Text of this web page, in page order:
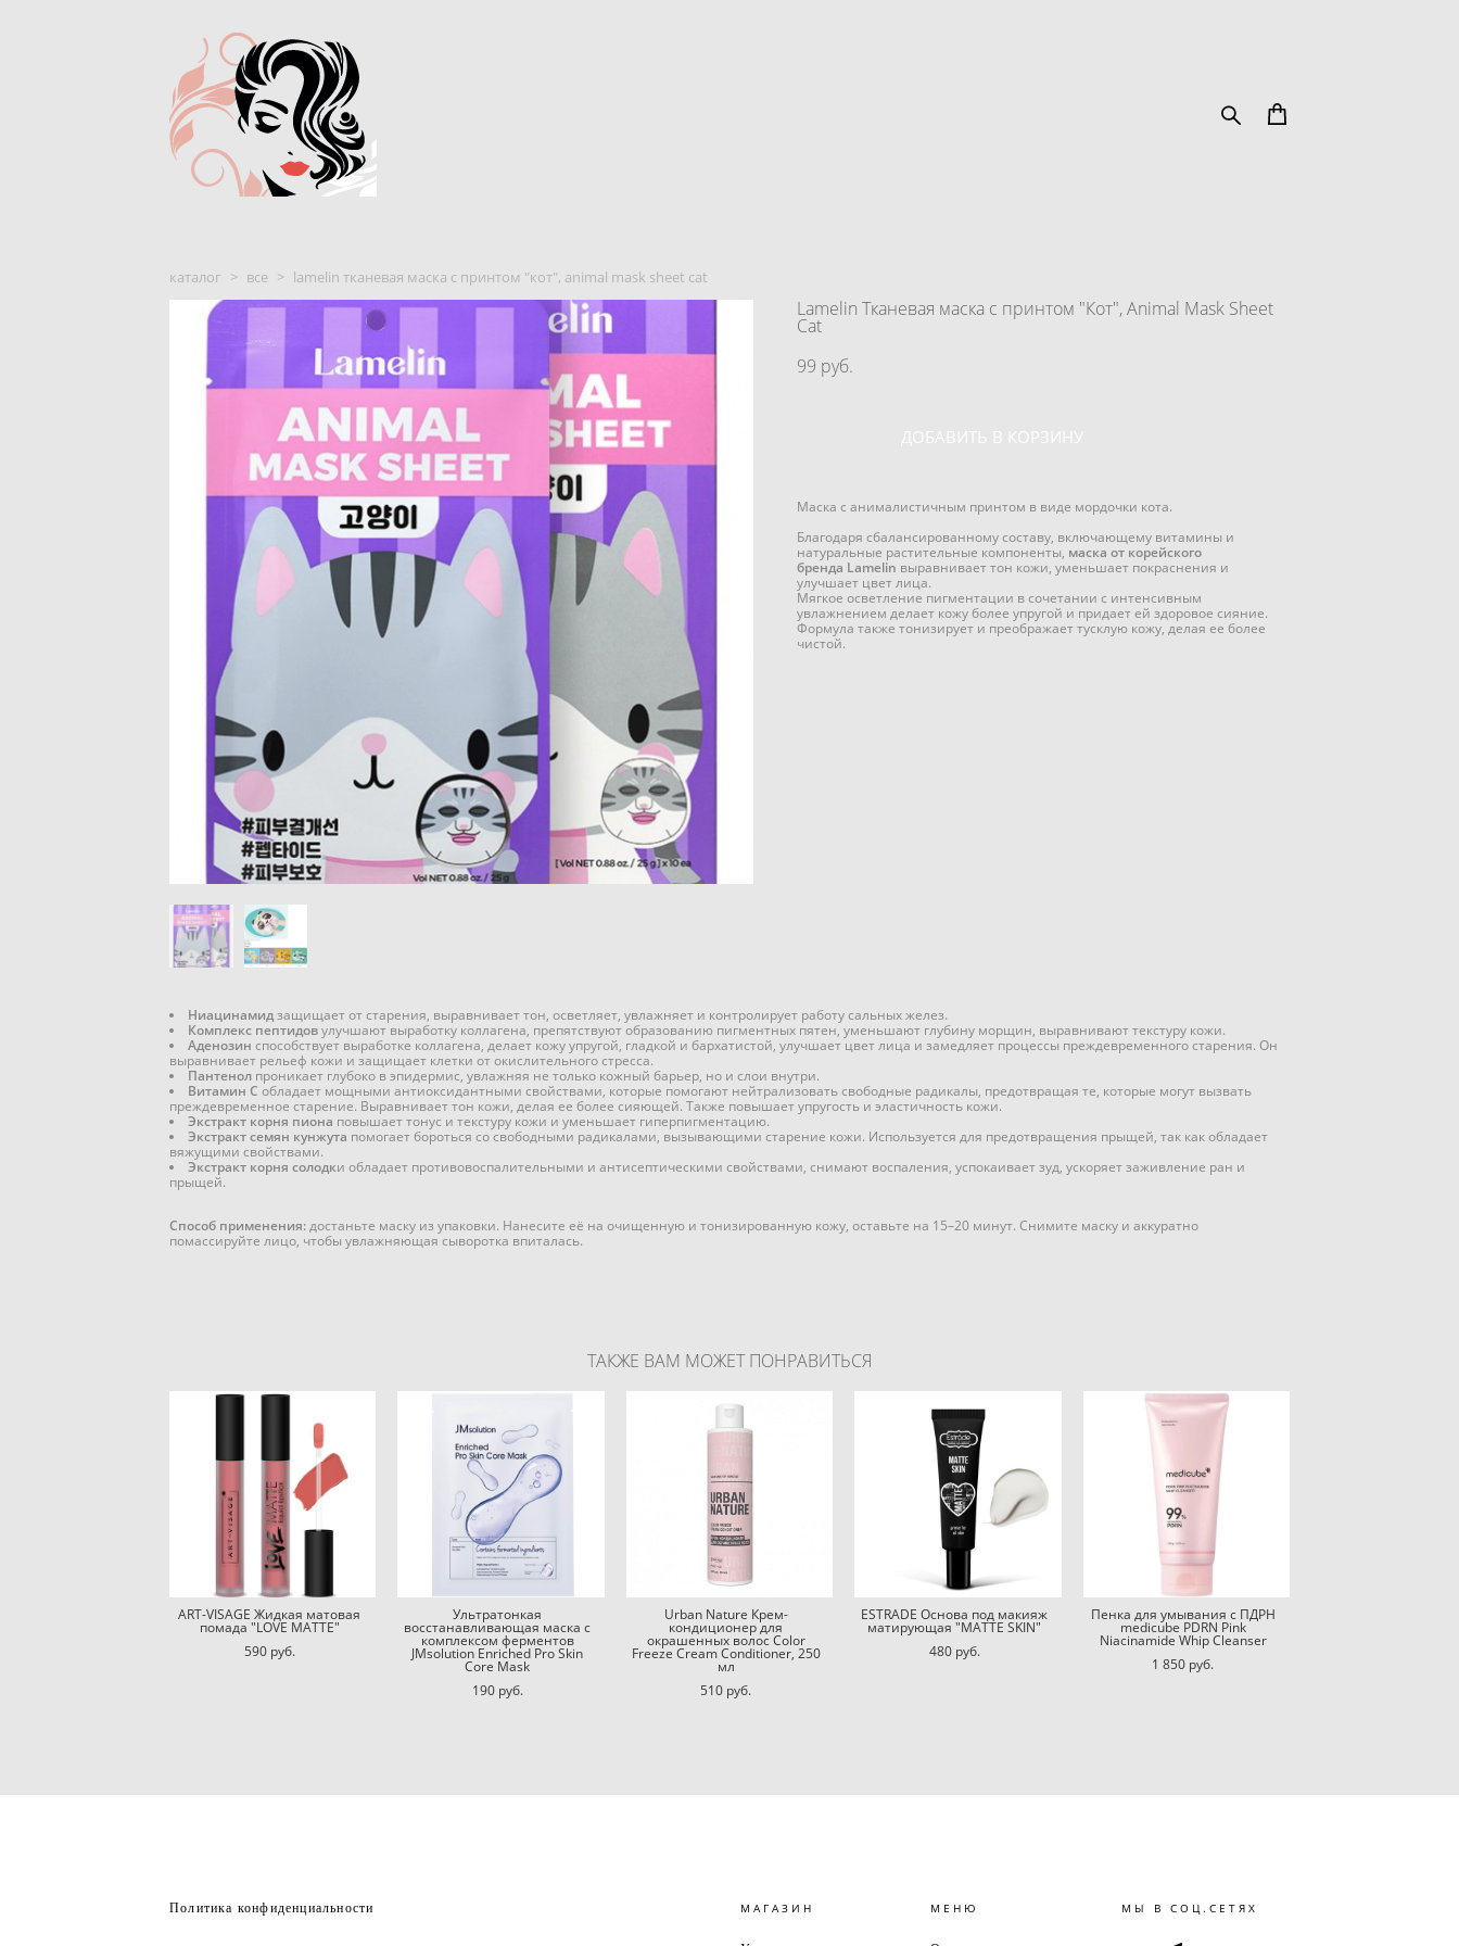
каталог > все > lamelin тканевая маска с принтом "кот", animal mask sheet cat
Lamelin Тканевая маска с принтом "Кот", Animal Mask Sheet
Cat
99 pуб.
ДОБАВИТЬ В КОРЗИНУ
Маска с анималистичным принтом в виде мордочки кота.
Благодаря сбалансированному составу, включающему витамины и
натуральные растительные компоненты, маска от корейского
бренда Lamelin выравнивает тон кожи, уменьшает покраснения и
улучшает цвет лица.
Мягкое осветление пигментации в сочетании с интенсивным
увлажнением делает кожу более упругой и придает ей здоровое сияние.
Формула также тонизирует и преображает тусклую кожу, делая ее более
чистой.
Ниацинамидзащищает от старения, выравнивает тон, осветляет, увлажняет и контролирует работу сальных желез.
Комплекс пептидовулучшают выработку коллагена, препятствуют образованию пигментных пятен, уменьшают глубину морщин, выравнивают текстуру кожи.
Аденозин способствует выработке коллагена, делает кожу упругой, гладкой и бархатистой, улучшает цвет лица и замедляет процессы преждевременного старения. Он
выравнивает рельеф кожи и защищает клетки от окислительного стресса.
Пантенол проникает глубоко в эпидермис, увлажняя не только кожный барьер, но и слои внутри.
Витамин С обладает мощными антиоксидантными свойствами, которые помогают нейтрализовать свободные радикалы, предотвращая те, которые могут вызвать
преждевременное старение. Выравнивает тон кожи, делая ее более сияющей. Также повышает упругость и эластичность кожи.
Экстракт корня пиона повышает тонус и текстуру кожи и уменьшает гиперпигментацию.
Экстракт семян кунжута помогает бороться со свободными радикалами, вызывающими старение кожи. Используется для предотвращения прыщей, так как обладает
вяжущими свойствами.
Экстракт корня солодки обладает противовоспалительными и антисептическими свойствами, снимают воспаления, успокаивает зуд, ускоряет заживление ран и
прыщей.
Способ применения:достаньте маску из упаковки. Нанесите её на очищенную и тонизированную кожу, оставьте на 15–20 минут. Снимите маску и аккуратно
помассируйте лицо, чтобы увлажняющая сыворотка впиталась.
ТАКЖЕ ВАМ МОЖЕТ ПОНРАВИТЬСЯ
ART-VISAGE Жидкая матовая
помада "LOVE MATTE"
590 pуб.
Ультратонкая
восстанавливающая маска с
комплексом ферментов
JMsolution Enriched Pro Skin
Core Mask
190 pуб.
Urban Nature Крем-
кондиционер для
окрашенных волос Color
Freeze Cream Conditioner, 250
мл
510 pуб.
ESTRADE Основа под макияж
матирующая "MATTE SKIN"
480 pуб.
Пенка для умывания с ПДРН
medicube PDRN Pink
Niacinamide Whip Cleanser
1 850 pуб.
Политика конфиденциальности МАГАЗИН МЕНЮ МЫ В СОЦ.СЕТЯХ